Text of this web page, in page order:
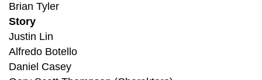
Brian Tyler
Story
Justin Lin
Alfredo Botello
Daniel Casey